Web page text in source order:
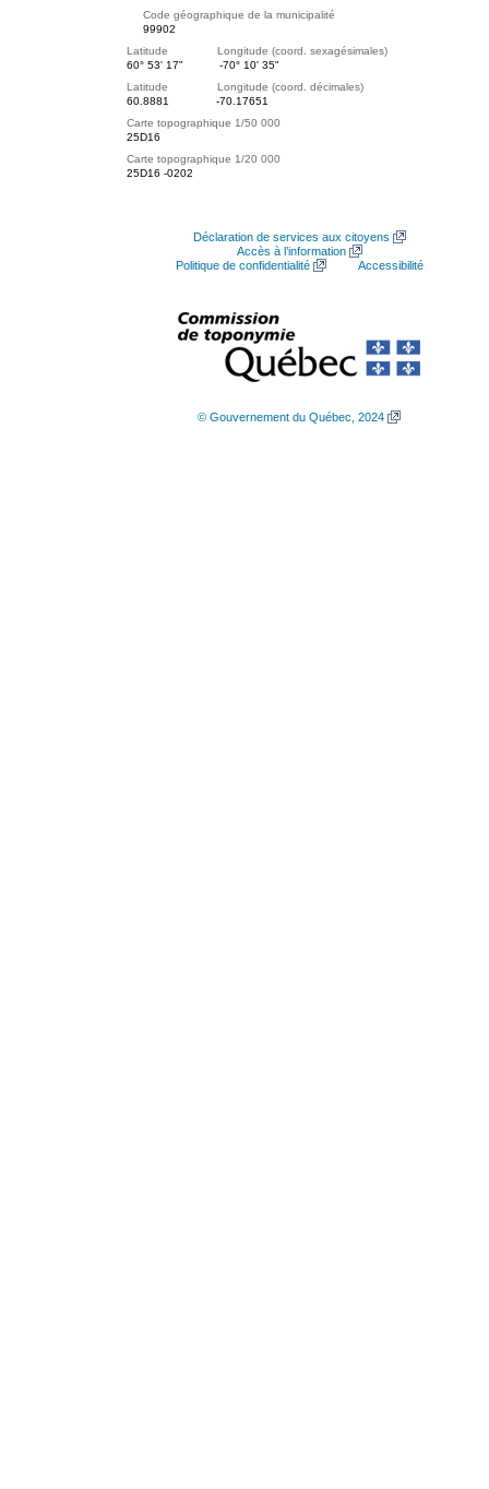
Code géographique de la municipalité
99902
Latitude Longitude (coord. sexagésimales)
60° 53' 17"
-70° 10' 35"
Latitude Longitude (coord. décimales)
60.8881
-70.17651
Carte topographique 1/50 000
25D16
Carte topographique 1/20 000
25D16 -0202
Déclaration de services aux citoyens
Accès à l’information
Politique de confidentialité
Accessibilité
© Gouvernement du Québec, 2024